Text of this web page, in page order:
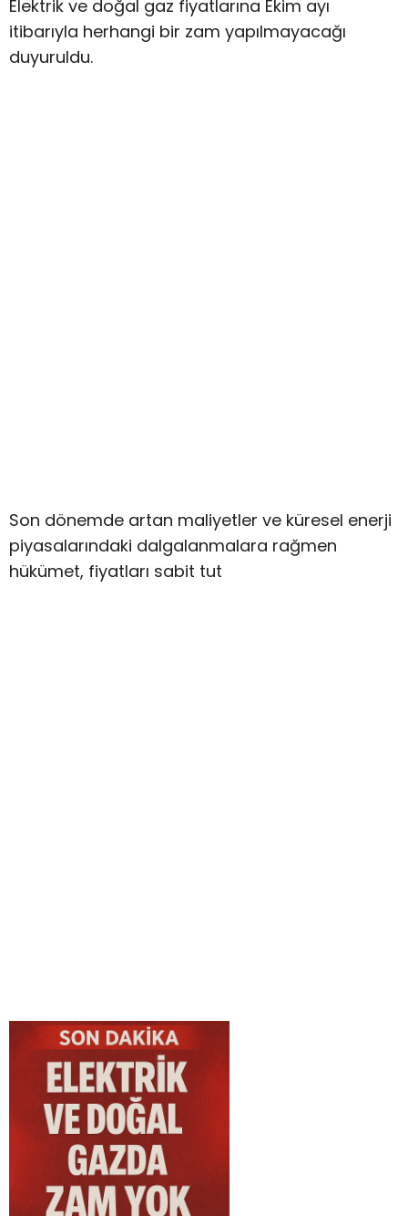
Elektrik ve doğal gaz fiyatlarına Ekim ayı
itibarıyla herhangi bir zam yapılmayacağı
duyuruldu.
Son dönemde artan maliyetler ve küresel enerji
piyasalarındaki dalgalanmalara rağmen
hükümet, fiyatları sabit tut